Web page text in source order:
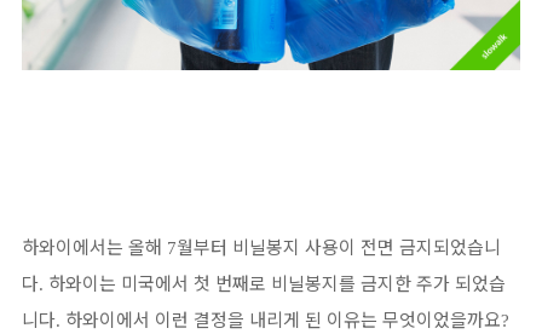
하와이에서는 올해 7월부터 비닐봉지 사용이 전면 금지되었습니
다. 하와이는 미국에서 첫 번째로 비닐봉지를 금지한 주가 되었습
니다. 하와이에서 이런 결정을 내리게 된 이유는 무엇이었을까요?